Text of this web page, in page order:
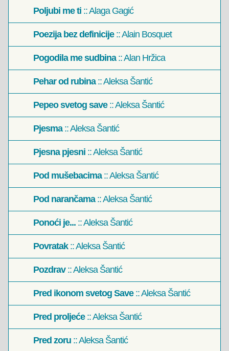
Poljubi me ti :: Alaga Gagić
Poezija bez definicije:: Alain Bosquet
Pogodila me sudbina:: Alan Hržica
Pehar od rubina:: Aleksa Šantić
Pepeo svetog save:: Aleksa Šantić
Pjesma:: Aleksa Šantić
Pjesna pjesni :: Aleksa Šantić
Pod mušebacima:: Aleksa Šantić
Pod narančama:: Aleksa Šantić
Ponoći je... :: Aleksa Šantić
Povratak:: Aleksa Šantić
Pozdrav:: Aleksa Šantić
Pred ikonom svetog Save:: Aleksa Šantić
Pred proljeće:: Aleksa Šantić
Pred zoru :: Aleksa Šantić